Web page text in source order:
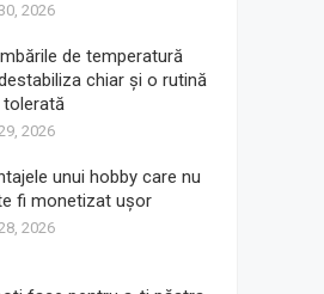
2026
de temperatură
chiar și o rutină
tolerată
2026
unui hobby care nu
fi monetizat ușor
2026